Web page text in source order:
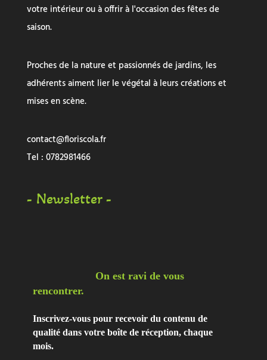
votre intérieur ou à offrir à l'occasion des fêtes de
saison.
Proches de la nature et passionnés de jardins, les
adhérents aiment lier le végétal à leurs créations et
mises en scène.
contact@floriscola.fr
Tel : 0782981466
- Newsletter -
On est ravi de vous
rencontrer.
Inscrivez-vous pour recevoir du contenu de
qualité dans votre boîte de réception, chaque
mois.